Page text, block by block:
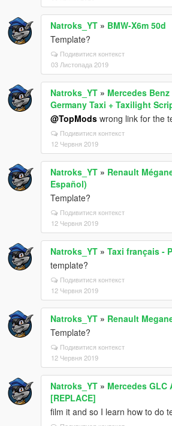
Natroks_YT » BMW-X6m 50d
Template?
Подивитися контекст
03 Листопада 2019
Natroks_YT » Mercedes
Germany Taxi + Taxilight
@TopMods wrong link for the
Подивитися контекст
12 Червня 2019
Natroks_YT » Renault
Español)
Template?
Подивитися контекст
12 Червня 2019
Natroks_YT » Taxi français -
template?
Подивитися контекст
12 Червня 2019
Natroks_YT » Renault
Template?
Подивитися контекст
12 Червня 2019
Natroks_YT » Mercedes
[REPLACE]
film it and so I learn how to do